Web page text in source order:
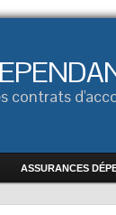
contrats
ASSURANCES